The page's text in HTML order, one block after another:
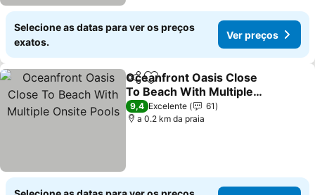
Selecione as datas para ver os preços
exatos.
Ver preços
PartilharAdicionar aos favoritos
Oceanfront Oasis Close
To Beach With Multiple
Onsite Pools
Ver preços
9,4 Excelente
61
a 0.2 km da praia